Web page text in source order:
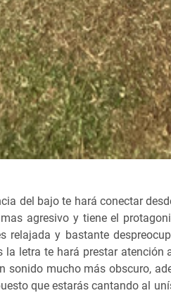
del bajo te hará conectar
agresivo y tiene el
relajada y bastante
la letra te hará prestar
sonido mucho más obscuro,
que estarás cantando al